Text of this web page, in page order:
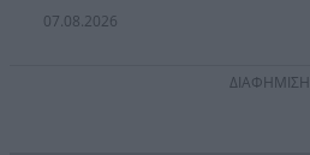
07.08.2026
ΔΙΑΦΗΜΙΣΗ